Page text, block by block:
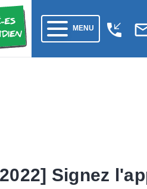
MENU phone_callback
Signez